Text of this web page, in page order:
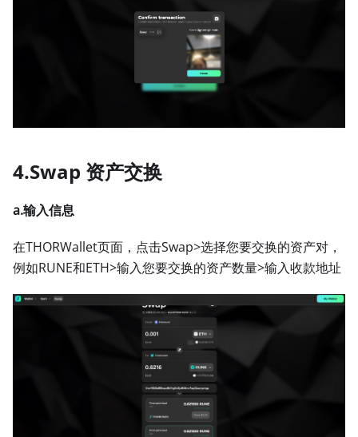
4.Swap 资产交换
a.输入信息
在THORWallet页面，点击Swap>选择您要交换的资产对，
例如RUNE和ETH>输入您要交换的资产数量>输入收款地址